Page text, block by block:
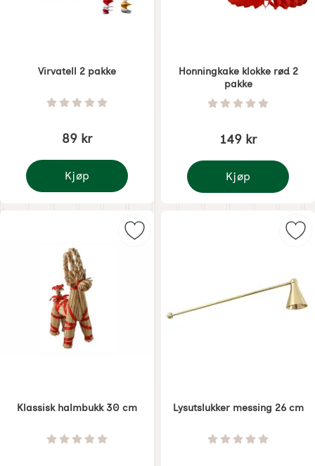
Virvatell 2 pakke
Varenummer 1620Vurdering: 0 Stjerne av 5
89 kr
Kjøp
Virvatell 2 pakke
Honningkake klokke rød 2
pakke
Varenummer 1836Vurdering: 0
149 kr
Kjøp
Honningkake klokke
Klassisk halmbukk 30 cm
Varenummer 6318Vurdering: 0 Stjerne av 5
Merk klassisk halmbukk 30 cm
Lysutslukker messing 26 cm
Varenummer 7303Vurdering: 0